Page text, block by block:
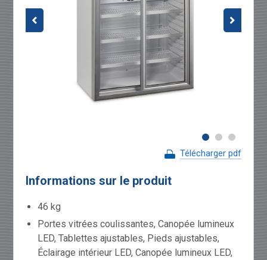
Télécharger pdf
Informations sur le produit
46 kg
Portes vitrées coulissantes, Canopée lumineux
LED, Tablettes ajustables, Pieds ajustables,
Éclairage intérieur LED, Canopée lumineux LED,